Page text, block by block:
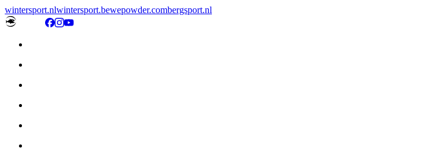
wintersport.nlwintersport.bewepowder.combergsport.nl